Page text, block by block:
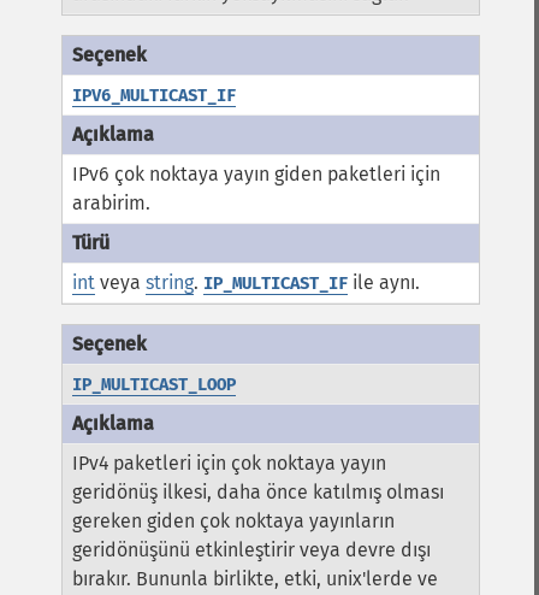
IPV6_MULTICAST_IF
IPv6 çok noktaya yayın giden paketleri için
arabirim.
int veyastring. IP_MULTICAST_IF ile aynı.
IP_MULTICAST_LOOP
IPv4 paketleri için çok noktaya yayın
geridönüş ilkesi, daha önce katılmış olması
gereken giden çok noktaya yayınların
geridönüşünü etkinleştirir veya devre dışı
bırakır. Bununla birlikte, etki, unix'lerde ve